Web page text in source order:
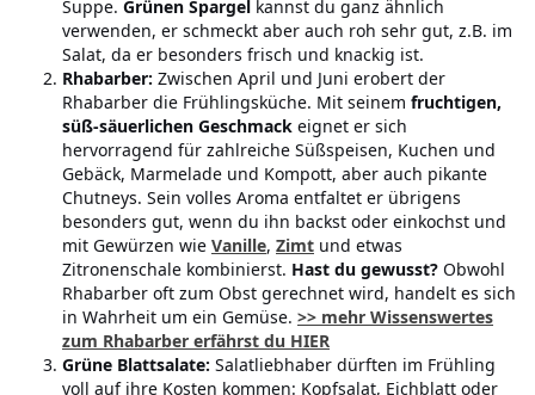
Suppe. Grünen Spargel kannst du ganz ähnlich
verwenden, er schmeckt aber auch roh sehr gut, z.B. im
Salat, da er besonders frisch und knackig ist.
Rhabarber: Zwischen April und Juni erobert der
Rhabarber die Frühlingsküche. Mit seinem fruchtigen,
süß-säuerlichen Geschmack eignet er sich
hervorragend für zahlreiche Süßspeisen, Kuchen und
Gebäck, Marmelade und Kompott, aber auch pikante
Chutneys. Sein volles Aroma entfaltet er übrigens
besonders gut, wenn du ihn backst oder einkochst und
mit Gewürzen wie Vanille, Zimt und etwas
Zitronenschale kombinierst. Hast du gewusst? Obwohl
Rhabarber oft zum Obst gerechnet wird, handelt es sich
in Wahrheit um ein Gemüse. >> mehr Wissenswertes
zum Rhabarber erfährst du HIER
Grüne Blattsalate: Salatliebhaber dürften im Frühling
voll auf ihre Kosten kommen: Kopfsalat, Eichblatt oder